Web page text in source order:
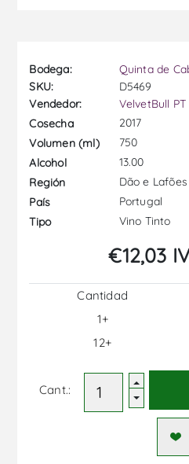
Bodega:
Quinta de
SKU:
D5469
Vendedor:
VelvetBull PT
Cosecha
2017
Volumen (ml)
750
Alcohol
13.00
Región
Dão e Lafões
País
Portugal
Tipo
Vino Tinto
€12,03
Cantidad
1+
12+
Cant.: